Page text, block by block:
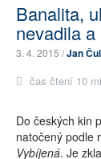
Banalita,
nevadila
3. 4. 2015 /Jan
čas čtení 10
Do českých kin
natočený podle
Vybíjená. Je